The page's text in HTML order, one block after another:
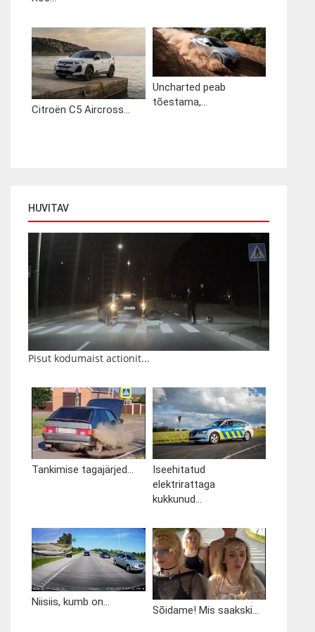
Citroën C5 Aircross...
Uncharted peab
tõestama,...
HUVITAV
Pisut kodumaist actionit...
Tankimise tagajärjed...
Iseehitatud
elektrirattaga
kukkunud...
Niisiis, kumb on...
Sõidame! Mis saakski...